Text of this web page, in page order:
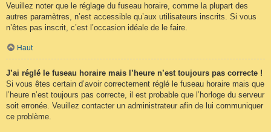
Veuillez noter que le réglage du fuseau horaire, comme la plupart des
autres paramètres, n’est accessible qu’aux utilisateurs inscrits. Si vous
n’êtes pas inscrit, c’est l’occasion idéale de le faire.
Haut
J’ai réglé le fuseau horaire mais l’heure n’est toujours pas correcte !
Si vous êtes certain d’avoir correctement réglé le fuseau horaire mais que
l’heure n’est toujours pas correcte, il est probable que l’horloge du serveur
soit erronée. Veuillez contacter un administrateur afin de lui communiquer
ce problème.